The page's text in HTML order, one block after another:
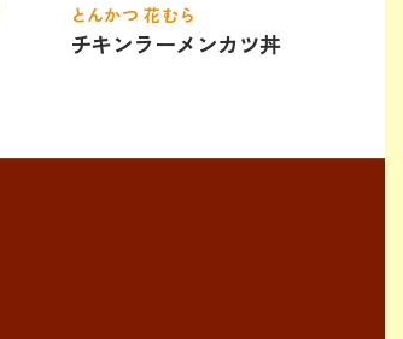
とんかつ 花むら
チキンラーメンカツ丼